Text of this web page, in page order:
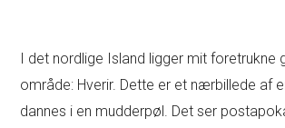
I det nordlige Island ligger mit foretrukne
område: Hverir. Dette er et nærbillede af
dannes i en mudderpøl. Det ser